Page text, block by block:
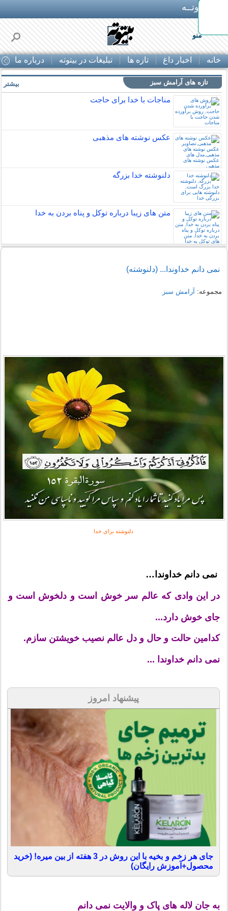
بـیتوتــه
منو
خانه اخبار داغ تازه ها تبلیغات در بیتوته درباره ما
تازه های آرامش سبز
مناجات با خدا برای حاجت
عکس نوشته های مذهبی
دلنوشته خدا بزرگه
متن های زیبا درباره توکل و پناه بردن به خدا
بیشتر
نمی دانم خداوندا... (دلنوشته)
مجموعه: آرامش سبز
دلنوشته برای خدا
نمی دانم خداوندا…
در این وادی که عالم سر خوش است و دلخوش است و
جای خوش دارد...
کدامین حالت و حال و دل عالم نصیب خویشتن سازم.
نمی دانم خداوندا ...
پیشنهاد امروز
جای هر زخم و بخیه با این روش در 3 هفته از بین میره! (خرید
محصول+آموزش رایگان)
به جان لاله های پاک و والایت نمی دانم